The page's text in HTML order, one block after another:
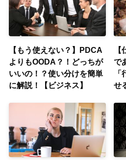
【もう使えない？】PDCA
よりもOODA？！どっちが
いいの！？使い分けを簡単
に解説！【ビジネス】
で
せ